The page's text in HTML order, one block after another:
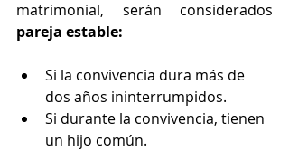
pareja estable:
Si la convivencia dura más de
dos años ininterrumpidos.
Si durante la convivencia, tienen
un hijo común.